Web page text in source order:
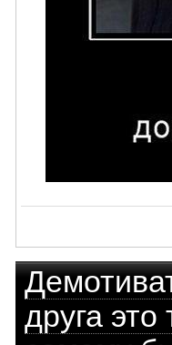
друга